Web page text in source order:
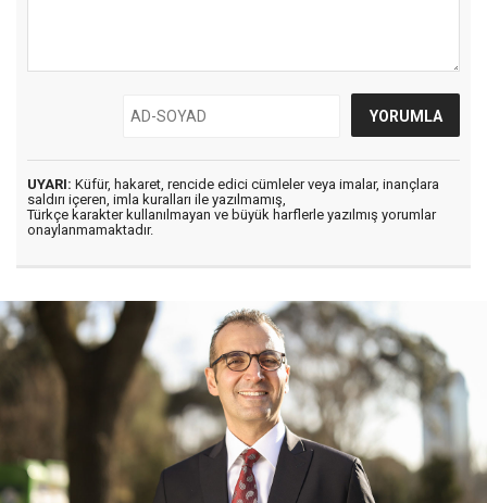
UYARI: Küfür, hakaret, rencide edici cümleler veya imalar, inançlara
saldırı içeren, imla kuralları ile yazılmamış,
Türkçe karakter kullanılmayan ve büyük harflerle yazılmış yorumlar
onaylanmamaktadır.